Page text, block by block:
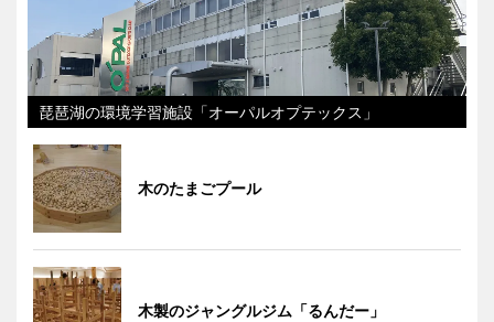
琵琶湖の環境学習施設「オーパルオプテックス」
木のたまごプール
木製のジャングルジム「るんだー」